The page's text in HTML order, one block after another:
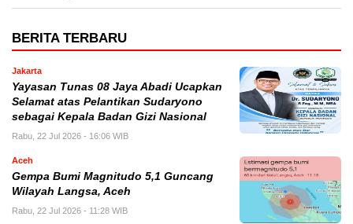
BERITA TERBARU
Jakarta
Yayasan Tunas 08 Jaya Abadi Ucapkan
Selamat atas Pelantikan Sudaryono
sebagai Kepala Badan Gizi Nasional
Rabu, 22 Jul 2026 - 16:06 WIB
Aceh
Gempa Bumi Magnitudo 5,1 Guncang
Wilayah Langsa, Aceh
Rabu, 22 Jul 2026 - 11:28 WIB